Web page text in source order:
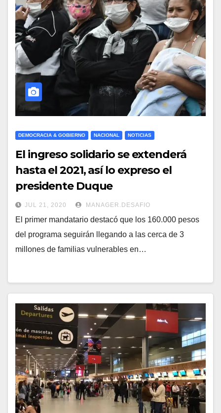
DEMOCRACIA & GOBIERNO NACIONAL NOTICIAS
El ingreso solidario se extenderá
hasta el 2021, así lo expreso el
presidente Duque
JUL 21, 2020 MANAGER.DESAFIO
El primer mandatario destacó que los 160.000 pesos
del programa seguirán llegando a las cerca de 3
millones de familias vulnerables en…